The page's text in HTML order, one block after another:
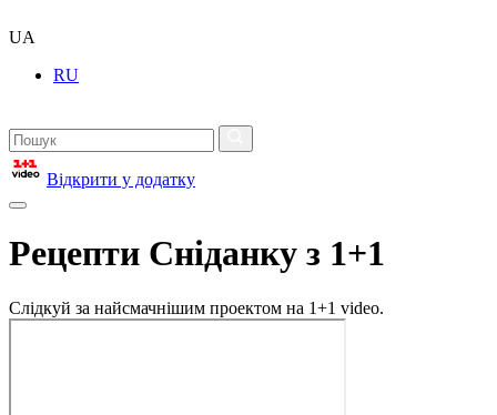
UA
RU
Відкрити у додатку
Рецепти Сніданку з 1+1
Слідкуй за найсмачнішим проектом на 1+1 video.